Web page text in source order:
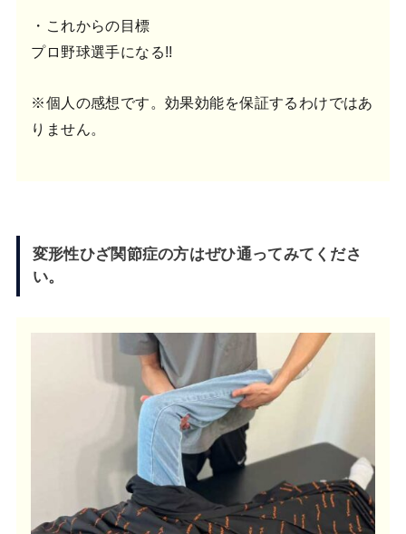
・これからの目標
プロ野球選手になる!!
※個人の感想です。効果効能を保証するわけではあ
りません。
変形性ひざ関節症の方はぜひ通ってみてくださ
い。